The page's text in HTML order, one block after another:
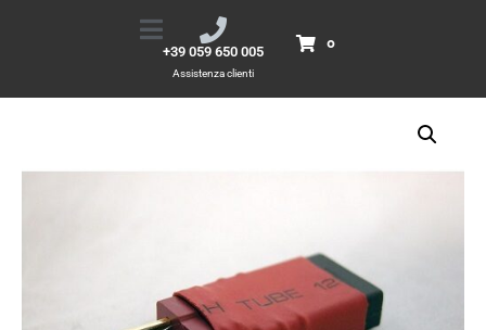
+39 059 650 005
Assistenza clienti
0
Prodotti Adattatore T-Plung